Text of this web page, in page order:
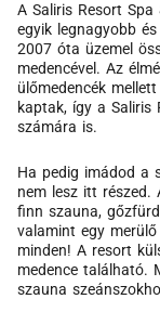
A Saliris Resort
egyik legnagyobb
2007 óta üzemel
medencével. Az
ülőmedencék
kaptak, így a Saliris
számára is.
Ha pedig imádod a
nem lesz itt részed.
finn szauna,
valamint egy
minden! A resort
medence található.
szauna